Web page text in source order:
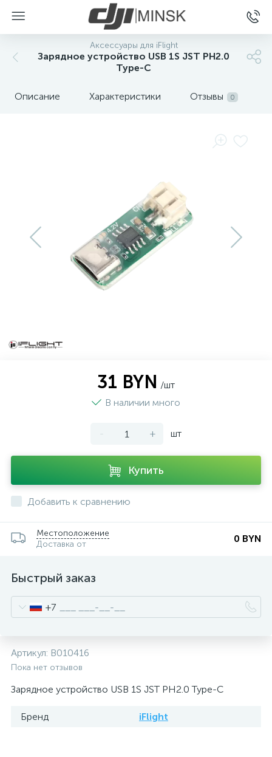
Аксессуары для iFlight
Зарядное устройство USB 1S JST PH2.0
Type-C
Описание Характеристики Отзывы 0
31 BYN /шт
В наличии много
- + шт
Купить
Добавить к сравнению
Местоположение
Доставка от
0 BYN
Быстрый заказ
+7
Артикул: B010416
Пока нет отзывов
Зарядное устройство USB 1S JST PH2.0 Type-C
Бренд iFlight